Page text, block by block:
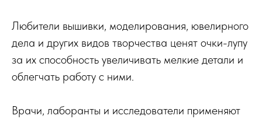
Любители вышивки, моделирования, ювелирного
дела и других видов творчества ценят очки-лупу
за их способность увеличивать мелкие детали и
облегчать работу с ними.
Врачи, лаборанты и исследователи применяют